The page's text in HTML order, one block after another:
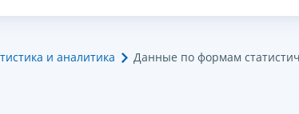
и аналитика Данные по формам